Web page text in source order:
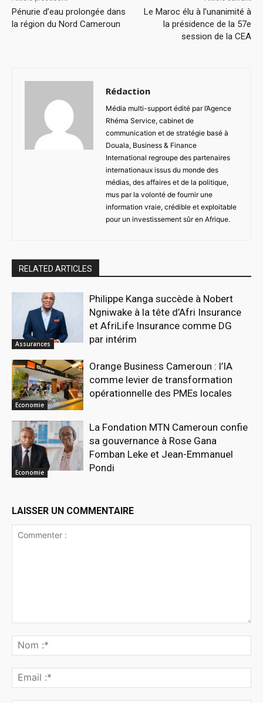
Pénurie d’eau prolongée dans
la région du Nord Cameroun
Le Maroc élu à l’unanimité à
la présidence de la 57e
session de la CEA
Rédaction
Média multi-support édité par l’Agence
Rhéma Service, cabinet de
communication et de stratégie basé à
Douala, Business & Finance
International regroupe des partenaires
internationaux issus du monde des
médias, des affaires et de la politique,
mus par la volonté de fournir une
information vraie, crédible et exploitable
pour un investissement sûr en Afrique.
RELATED ARTICLES
Assurances
Philippe Kanga succède à Nobert
Ngniwake à la tête d’Afri Insurance
et AfriLife Insurance comme DG
par intérim
Economie
Orange Business Cameroun : l’IA
comme levier de transformation
opérationnelle des PMEs locales
Economie
La Fondation MTN Cameroun confie
sa gouvernance à Rose Gana
Fomban Leke et Jean-Emmanuel
Pondi
LAISSER UN COMMENTAIRE
:*
:*